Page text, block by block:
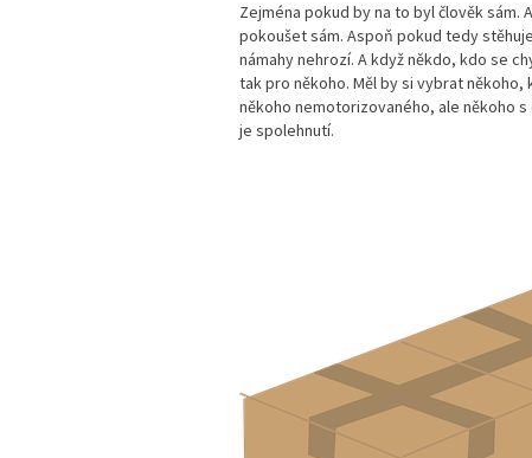
Zejména pokud by na to byl člověk sám.
pokoušet sám. Aspoň pokud tedy
námahy nehrozí. A když někdo, kdo se
tak pro někoho. Měl by si vybrat
někoho nemotorizovaného, ale někoho
je spolehnutí.